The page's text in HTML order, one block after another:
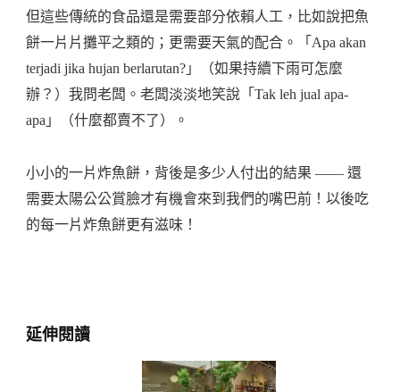
但這些傳統的食品還是需要部分依賴人工，比如說把魚
餅一片片攤平之類的；更需要天氣的配合。「Apa akan
terjadi jika hujan berlarutan?」（如果持續下雨可怎麼
辦？）我問老闆。老闆淡淡地笑說「Tak leh jual apa-
apa」（什麼都賣不了）。
小小的一片炸魚餅，背後是多少人付出的結果 —— 還
需要太陽公公賞臉才有機會來到我們的嘴巴前！以後吃
的每一片炸魚餅更有滋味！
延伸閱讀